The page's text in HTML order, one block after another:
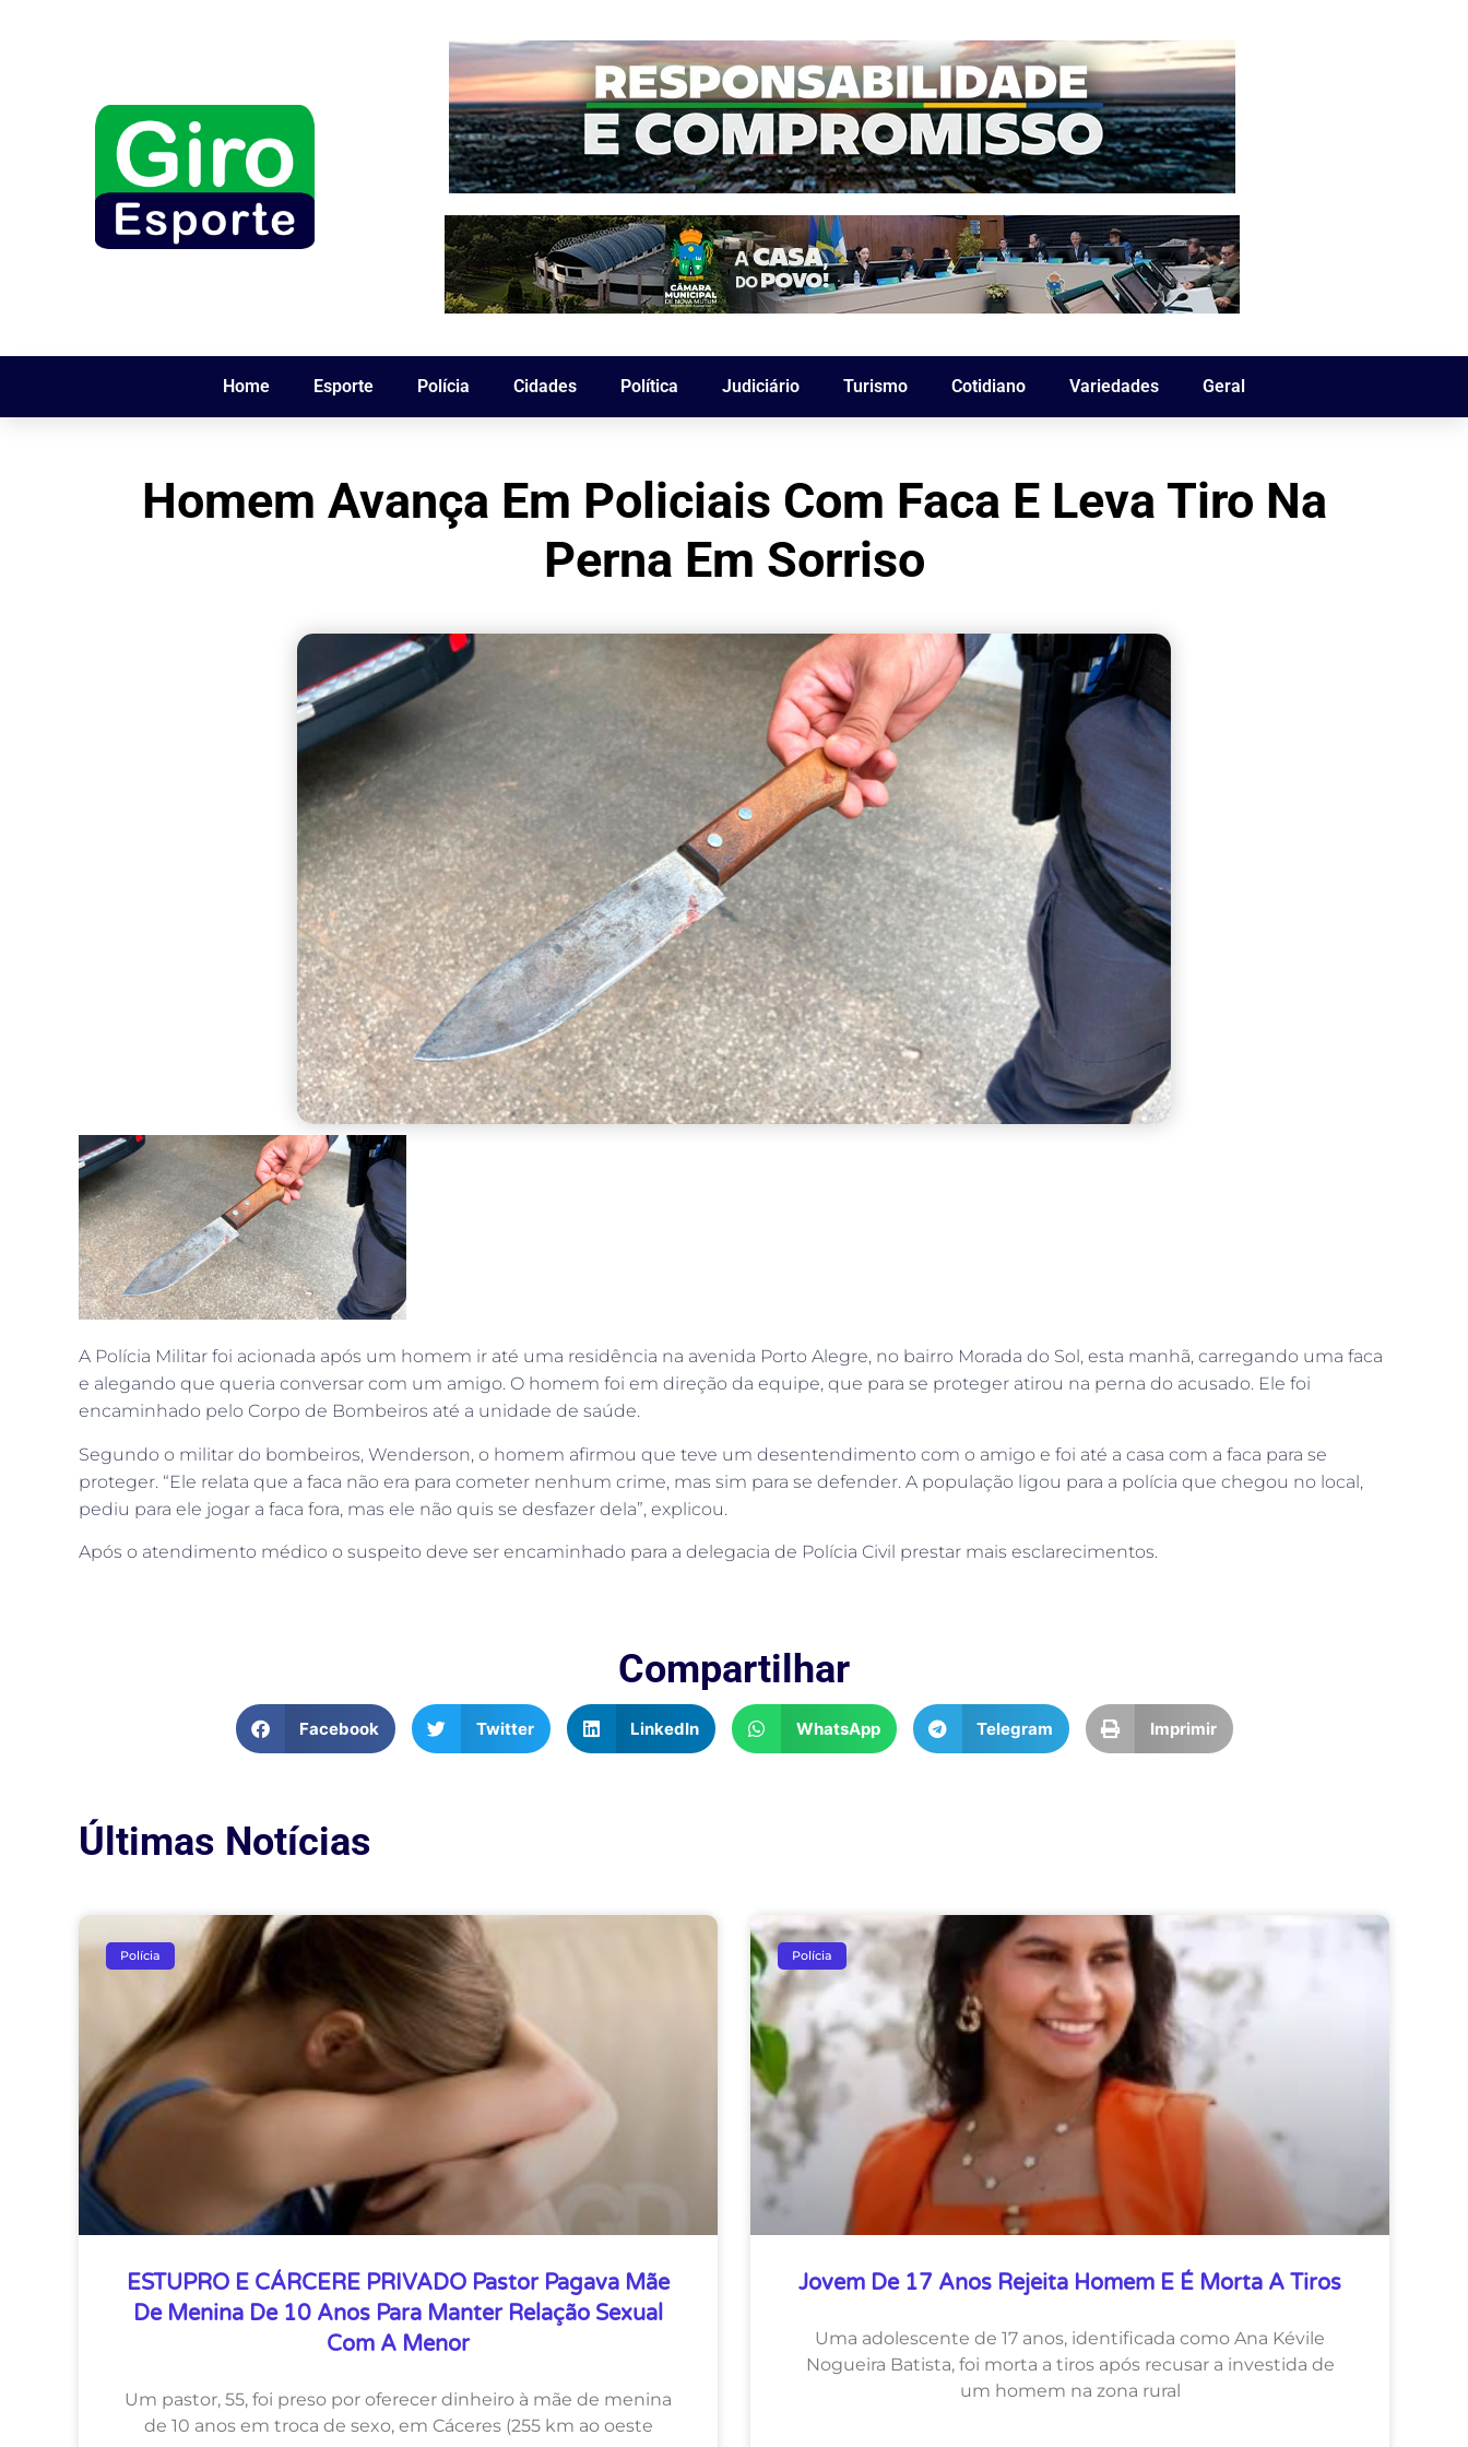
Home Esporte Polícia Cidades Política Judiciário Turismo Cotidiano Variedades Geral
Homem Avança Em Policiais Com Faca E Leva Tiro Na
Perna Em Sorriso
A Polícia Militar foi acionada após um homem ir até uma residência na avenida Porto Alegre, no bairro Morada do Sol, esta manhã, carregando uma faca
e alegando que queria conversar com um amigo. O homem foi em direção da equipe, que para se proteger atirou na perna do acusado. Ele foi
encaminhado pelo Corpo de Bombeiros até a unidade de saúde.
Segundo o militar do bombeiros, Wenderson, o homem afirmou que teve um desentendimento com o amigo e foi até a casa com a faca para se
proteger. “Ele relata que a faca não era para cometer nenhum crime, mas sim para se defender. A população ligou para a polícia que chegou no local,
pediu para ele jogar a faca fora, mas ele não quis se desfazer dela”, explicou.
Após o atendimento médico o suspeito deve ser encaminhado para a delegacia de Polícia Civil prestar mais esclarecimentos.
Compartilhar
Facebook Twitter LinkedIn WhatsApp Telegram Imprimir
Últimas Notícias
Polícia
ESTUPRO E CÁRCERE PRIVADO Pastor Pagava Mãe
De Menina De 10 Anos Para Manter Relação Sexual
Com A Menor
Um pastor, 55, foi preso por oferecer dinheiro à mãe de menina
de 10 anos em troca de sexo, em Cáceres (255 km ao oeste
Polícia
Jovem De 17 Anos Rejeita Homem E É Morta A Tiros
Uma adolescente de 17 anos, identificada como Ana Kévile
Nogueira Batista, foi morta a tiros após recusar a investida de
um homem na zona rural